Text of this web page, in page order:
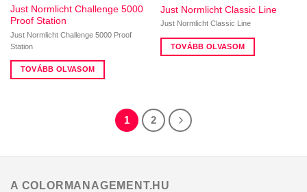
Just Normlicht Challenge 5000
Proof Station
Just Normlicht Challenge 5000 Proof
Station
TOVÁBB OLVASOM
Just Normlicht Classic Line
Just Normlicht Classic Line
TOVÁBB OLVASOM
1 2
A COLORMANAGEMENT.HU